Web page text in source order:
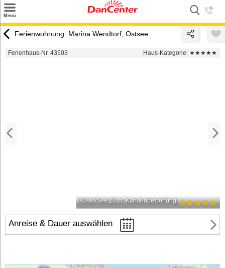
Menü
Urlaubsziele
Ferienwohnung: Marina Wendtorf, Ostsee
Ferienhaus-Nr. 43503 Haus-Kategorie: ★★★★★
Küste/See 20 m Kundenbewertung
Anreise & Dauer auswählen